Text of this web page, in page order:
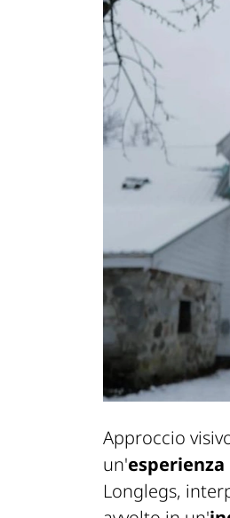
Approccio
un'
Longlegs,